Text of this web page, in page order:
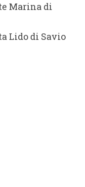
Marina di
Lido di Savio